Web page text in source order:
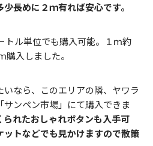
長めに２ｍ有れば安心です。
トル単位でも購入可能。１ｍ約
購入しました。
なら、このエリアの隣、ヤワラ
ンペン市場」にて購入できま
られたおしゃれボタンも入手可
トなどでも見かけますので散策